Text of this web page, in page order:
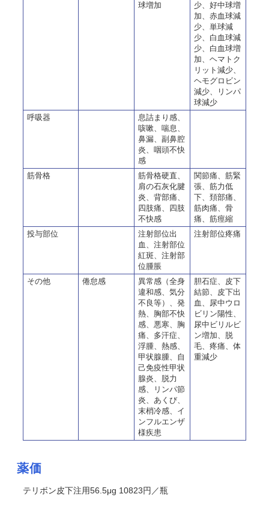
球増加
少、好中球増
加、赤血球減
少、単球減
少、白血球減
少、白血球増
加、ヘマトク
リット減少、
ヘモグロビン
減少、リンパ
球減少
呼吸器
息詰まり感、
咳嗽、喘息、
鼻漏、副鼻腔
炎、咽頭不快
感
筋骨格
筋骨格硬直、
肩の石灰化腱
炎、背部痛、
四肢痛、四肢
不快感
関節痛、筋緊
張、筋力低
下、頚部痛、
筋肉痛、骨
痛、筋痙縮
投与部位
注射部位出
血、注射部位
紅斑、注射部
位腫脹
注射部位疼痛
その他 倦怠感
異常感（全身
違和感、気分
不良等）、発
熱、胸部不快
感、悪寒、胸
痛、多汗症、
浮腫、熱感、
甲状腺腫、自
己免疫性甲状
腺炎、脱力
感、リンパ節
炎、あくび、
末梢冷感、イ
ンフルエンザ
様疾患
胆石症、皮下
結節、皮下出
血、尿中ウロ
ビリン陽性、
尿中ビリルビ
ン増加、脱
毛、疼痛、体
重減少
薬価
テリボン皮下注用56.5μg 10823円／瓶